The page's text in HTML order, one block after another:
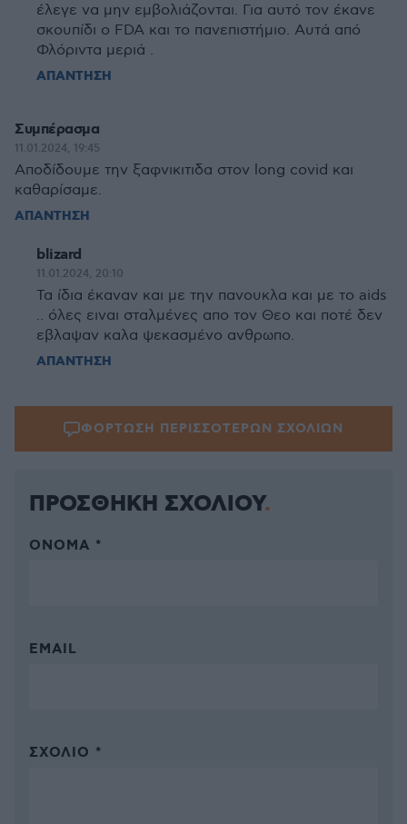
έλεγε να μην εμβολιάζονται. Για αυτό τον έκανε
σκουπίδι ο FDA και το πανεπιστήμιο. Αυτά από
Φλόριντα μεριά .
ΑΠΑΝΤΗΣΗ
Συμπέρασμα
11.01.2024, 19:45
Αποδίδουμε την ξαφνικιτιδα στον long covid και
καθαρίσαμε.
ΑΠΑΝΤΗΣΗ
blizard
11.01.2024, 20:10
Τα ίδια έκαναν και με την πανουκλα και με το aids
.. όλες ειναι σταλμένες απο τον Θεο και ποτέ δεν
εβλαψαν καλα ψεκασμένο ανθρωπο.
ΑΠΑΝΤΗΣΗ
ΦΟΡΤΩΣΗ ΠΕΡΙΣΣΟΤΕΡΩΝ ΣΧΟΛΙΩΝ
ΠΡΟΣΘΗΚΗ ΣΧΟΛΙΟΥ
ΌΝΟΜΑ *
EMAIL
ΣΧΌΛΙΟ *